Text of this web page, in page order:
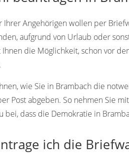
Ihrer Angehörigen wollen per
aufgrund von Urlaub oder
die Möglichkeit, schon vor
wie Sie in Brambach die
Post abgeben. So nehmen Sie
bei, dass die Demokratie in
ich die